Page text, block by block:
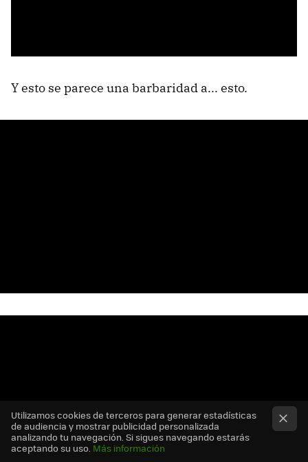
Y esto se parece una barbaridad a... esto.
Utilizamos cookies de terceros para generar estadísticas
de audiencia y mostrar publicidad personalizada
analizando tu navegación. Si sigues navegando estarás
aceptando su uso. Más información